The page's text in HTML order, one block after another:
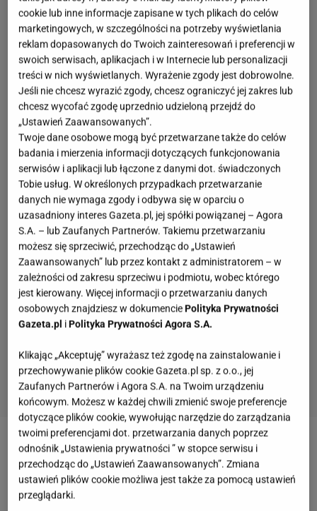
Zobacz wideoAdrian Zandberg: Płaca minimalna
poprawia sytuację małych przedsiębiorców
cookie lub inne informacje zapisane w tych plikach do celów
marketingowych, w szczególności na potrzeby wyświetlania
reklam dopasowanych do Twoich zainteresowań i preferencji w
swoich serwisach, aplikacjach i w Internecie lub personalizacji
treści w nich wyświetlanych. Wyrażenie zgody jest dobrowolne.
Jeśli nie chcesz wyrazić zgody, chcesz ograniczyć jej zakres lub
chcesz wycofać zgodę uprzednio udzieloną przejdź do
„Ustawień Zaawansowanych”.
Twoje dane osobowe mogą być przetwarzane także do celów
badania i mierzenia informacji dotyczących funkcjonowania
serwisów i aplikacji lub łączone z danymi dot. świadczonych
Tobie usług. W określonych przypadkach przetwarzanie
danych nie wymaga zgody i odbywa się w oparciu o
uzasadniony interes Gazeta.pl, jej spółki powiązanej – Agora
S.A. – lub Zaufanych Partnerów. Takiemu przetwarzaniu
możesz się sprzeciwić, przechodząc do „Ustawień
Zaawansowanych” lub przez kontakt z administratorem – w
zależności od zakresu sprzeciwu i podmiotu, wobec którego
jest kierowany. Więcej informacji o przetwarzaniu danych
osobowych znajdziesz w dokumenciePolityka Prywatności
Gazeta.pl iPolityka Prywatności Agora S.A.
Klikając „Akceptuję” wyrażasz też zgodę na zainstalowanie i
przechowywanie plików cookie Gazeta.pl sp. z o.o., jej
Zaufanych Partnerów i Agora S.A. na Twoim urządzeniu
końcowym. Możesz w każdej chwili zmienić swoje preferencje
dotyczące plików cookie, wywołując narzędzie do zarządzania
twoimi preferencjami dot. przetwarzania danych poprzez
odnośnik „Ustawienia prywatności ” w stopce serwisu i
przechodząc do „Ustawień Zaawansowanych”. Zmiana
ustawień plików cookie możliwa jest także za pomocą ustawień
przeglądarki.